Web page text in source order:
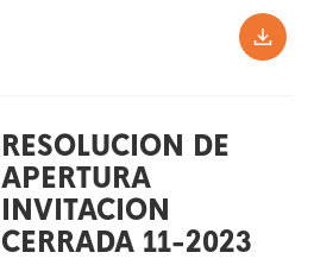
RESOLUCION DE
APERTURA
INVITACION
CERRADA 11-2023